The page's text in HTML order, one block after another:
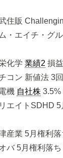
住販
・エイチ・グ
化学 業績2 損
コン 新値法 3
機 自社株 3.5%
エイトSDHD 5
産業 5月権利
バ 5月権利落ち